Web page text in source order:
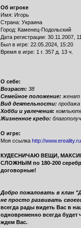
Об игроке
Имя: Игорь
Страна: Украина
Город: Каменец-Подольский
Дата регистрации: 30.11.2007,
Был в игре: 22.05.2024, 15:20
Время в игре: 1 г. 357 д. 13 ч.
О себе:
Возраст: 38
Семейное положение: женат
Вид деятельности: продажа
Хобби и увлечения:
Жизненное кредо:
О игре:
Моя ссылка http://
КУДЕСНИЧАЮ ВЕЩИ,
СЛОЖНЫМ по 180-200
договорные!
Добро пожаловать в клан
не просто развивать
всегда рады видеть Вас в
одновременно всегда будет
ждем Вас.